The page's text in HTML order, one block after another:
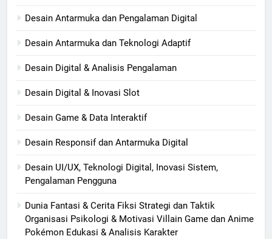
Desain Antarmuka dan Pengalaman Digital
Desain Antarmuka dan Teknologi Adaptif
Desain Digital & Analisis Pengalaman
Desain Digital & Inovasi Slot
Desain Game & Data Interaktif
Desain Responsif dan Antarmuka Digital
Desain UI/UX, Teknologi Digital, Inovasi Sistem,
Pengalaman Pengguna
Dunia Fantasi & Cerita Fiksi Strategi dan Taktik
Organisasi Psikologi & Motivasi Villain Game dan Anime
Pokémon Edukasi & Analisis Karakter